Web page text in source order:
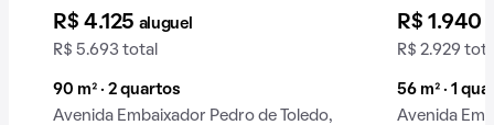
R$ 4.125 aluguel
R$ 5.693 total
90 m² · 2 quartos
Avenida Embaixador Pedro de Toledo,
R$ 1.940
R$ 2.929
56 m² · 1
Avenida